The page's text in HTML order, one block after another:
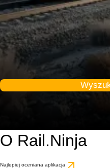
O Rail.Ninja
Najlepiej oceniana aplikacja